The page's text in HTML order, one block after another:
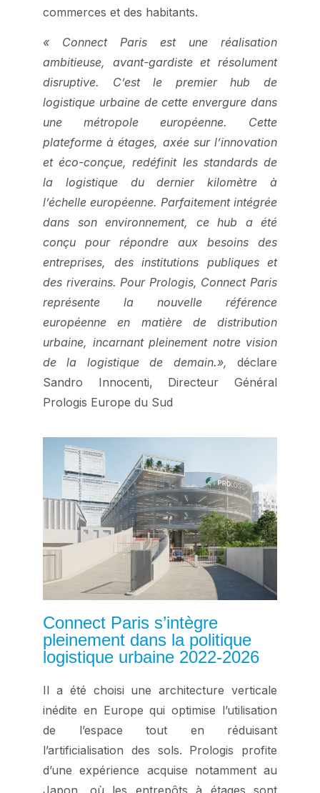
commerces et des habitants.
« Connect Paris est une réalisation
ambitieuse, avant-gardiste et résolument
disruptive. C’est le premier hub de
logistique urbaine de cette envergure dans
une métropole européenne. Cette
plateforme à étages, axée sur l’innovation
et éco-conçue, redéfinit les standards de
la logistique du dernier kilomètre à
l’échelle européenne. Parfaitement intégrée
dans son environnement, ce hub a été
conçu pour répondre aux besoins des
entreprises, des institutions publiques et
des riverains. Pour Prologis, Connect Paris
représente la nouvelle référence
européenne en matière de distribution
urbaine, incarnant pleinement notre vision
de la logistique de demain.», déclare
Sandro Innocenti, Directeur Général
Prologis Europe du Sud
Connect Paris s’intègre
pleinement dans la politique
logistique urbaine 2022-2026
Il a été choisi une architecture verticale
inédite en Europe qui optimise l’utilisation
de l’espace tout en réduisant
l’artificialisation des sols. Prologis profite
d’une expérience acquise notamment au